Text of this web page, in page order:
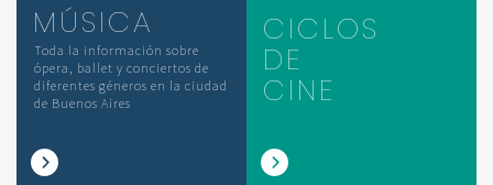
MÚSICA
Toda la información sobre
ópera, ballet y conciertos de
diferentes géneros en la ciudad
de Buenos Aires
CICLOS
DE
CINE